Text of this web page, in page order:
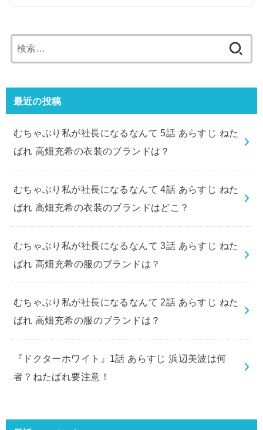
索:
最近の投稿
むちゃぶり私が社長になるなんて 5話 あらすじ ねた
ばれ 高畑充希の衣装のブランドは？
むちゃぶり私が社長になるなんて 4話 あらすじ ねた
ばれ 高畑充希の衣装のブランドはどこ？
むちゃぶり私が社長になるなんて 3話 あらすじ ねた
ばれ 高畑充希の服のブランドは？
むちゃぶり私が社長になるなんて 2話 あらすじ ねた
ばれ 高畑充希の服のブランドは？
『ドクターホワイト』1話 あらすじ 浜辺美波は何
者？ねたばれ要注意！